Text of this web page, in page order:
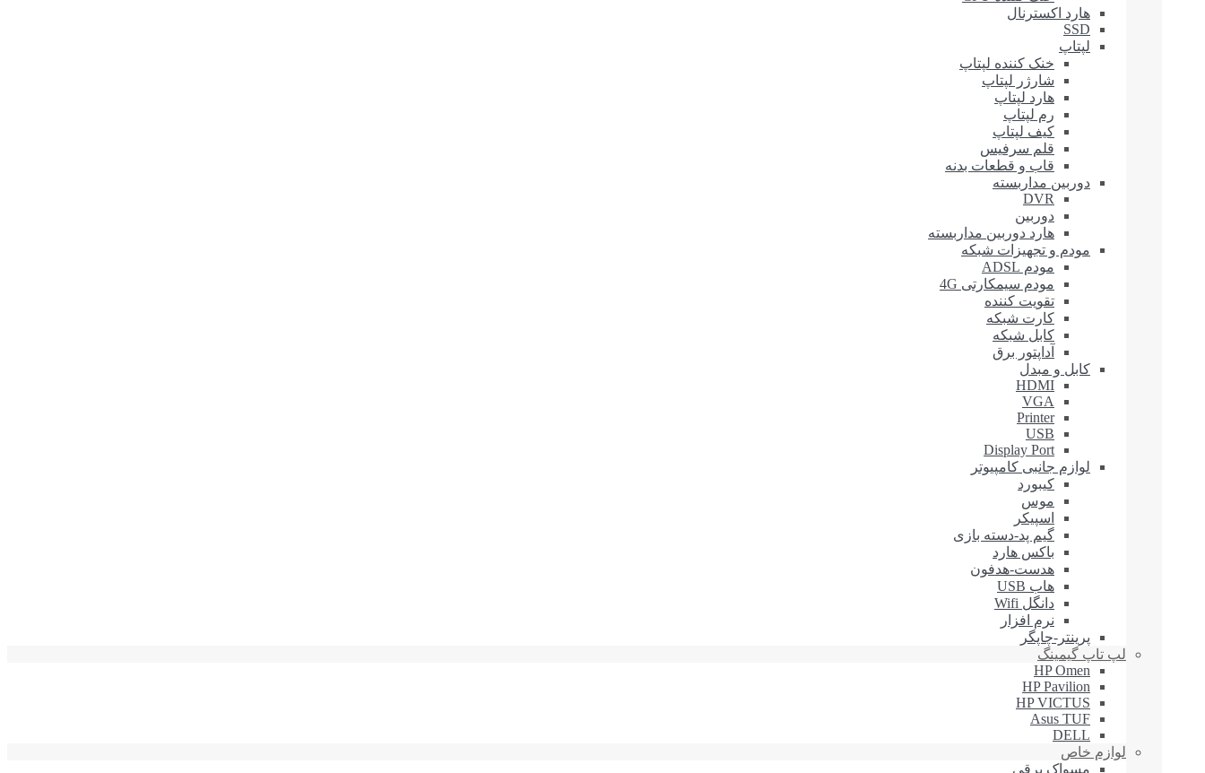
هارد اکسترنال
SSD
لپتاپ
خنک کننده لپتاپ
شارژر لپتاپ
هارد لپتاپ
رم لپتاپ
کیف لپتاپ
قلم سرفیس
قاب و قطعات بدنه
دوربین مداربسته
DVR
دوربین
هارد دوربین مداربسته
مودم و تجهیزات شبکه
مودم ADSL
مودم سیمکارتی 4G
تقویت کننده
کارت شبکه
کابل شبکه
آداپتور برق
کابل و مبدل
HDMI
VGA
Printer
USB
Display Port
لوازم جانبی کامپیوتر
کیبورد
موس
اسپیکر
گیم پد-دسته بازی
باکس هارد
هدست-هدفون
هاب USB
دانگل Wifi
نرم افزار
پرینتر-چاپگر
لپ تاپ گیمینگ
HP Omen
HP Pavilion
HP VICTUS
Asus TUF
DELL
لوازم خاص
مسواک برقی